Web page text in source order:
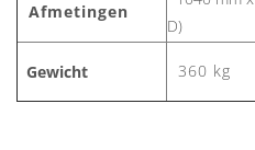
Afmetingen
D)
Gewicht 360 kg